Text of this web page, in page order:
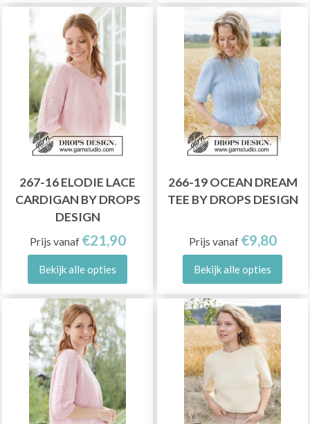
267-16 ELODIE LACE
CARDIGAN BY DROPS
DESIGN
Prijs vanaf €21,90
Bekijk alle opties
266-19 OCEAN DREAM
TEE BY DROPS DESIGN
Prijs vanaf €9,80
Bekijk alle opties